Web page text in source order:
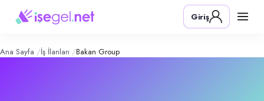
Group– Şirket Profili
Konum:
Bakan Group, Ümraniye, İstanbul bölgesinde mekanik tesisat
Giriş
Ana Sayfa İş İlanları Bakan Group